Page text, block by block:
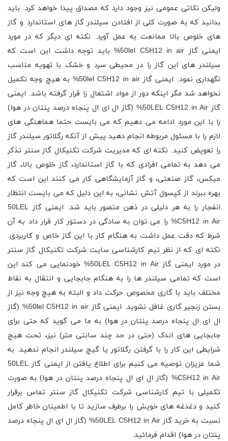
ولیکن نکاتی عمومی نیز وجود دارد که مصداق پیدا خواهد کرد. باید
بدانید که به صورت کلی از افتادن سیلندر گاز های استاندارد و گاز
های خلوص بالا ممانعت به عمل آورد. نکته ای دیگر که در مورد
ایمنی گاز 50lel C5H12 in air% باید توجه داشت این است که
سیلندر های این گاز را در محیطی سرد و خشک با تهویه مناسب
نگهداری نمود. ایمنی گاز 50lel C5H12 in air% به هیچ وجه تکمیل
نخواهد شد مگر اینکه دور از مواد اشتعال زا قرار گرفته باشد. ایمنی
گاز 50LEL C5H12 in Air% (گاز ال ای ال پنجاه درصد پنتان در هوا)
را با این مورد ادامه می دهیم که می بایست حتما هماهنگی های
لازم را با مسئول مربوطه انجام دهید پیش از آنکه رگلاتور سیلندر گاز
را تعویض کنید. نکته ای که مدیریت شرکت تکنیکال گاز سنتر تذکر
می دهد به تمامی افرادی که با گاز استاندارد، گاز خلوص بالا، گاز
میکس، گاز صنعتی، و گاز آزمایشگاهی کار می کنند این است که
بهره ببرند از کپسول آتش نشانی، به این دلیل که می بایست انتظار
انفجار را به هر دلیلی در ذهن متصور باید شد. ایمنی گاز 50LEL
C5H12 in Air% را می توان به سادگی در دستور کار قرار داد به آن
شرط که دقت عمل داشت به هنگام کار با این گاز خاص و کاربردی.
نکته ای که از نظر تیم کارشناسی سایت شرکت تکنیکال گاز سنتر
در مورد ایمنی گاز 50LEL C5H12 in Air% خودنمایی می کند این
است که تمامی سیلندر ها را به هنگام جابجایی و انتقال به نقاط
مختلف باید با گاری مخصوص حرکت داد و البته به هیچ وجه نیز از
بستن زنجیر گاری غافل نشوید. ایمنی گاز 50lel C5H12 in air% (گاز
ال ای ال پنجاه درصد پنتان در هوا) به ما می گوید که حتی برای
جابجایی های اندک (حتی در حد چند سانتی متر) نیز، تحت هیچ
شرایطی این کار را با گرفتن رگلاتور یا گیچ سیلندر انجام ندهید. به
شما عزیزان توصیه می کنیم برای اطلاع یافتن از ایمنی گاز 50LEL
C5H12 in Air% (گاز ال ای ال پنجاه درصد پنتان در هوا) به صورت
تکمیلی با تیم کارشناسی شرکت تکنیکال گاز سنتر تماس برقرار
کنید و دغدغه های خویش را برطرف سازید تا با اطمینان خاطر کامل
نسبت به خرید گاز 50LEL C5H12 in Air% (گاز ال ای ال پنجاه درصد
پنتان در هوا) اقدام فرمائید.